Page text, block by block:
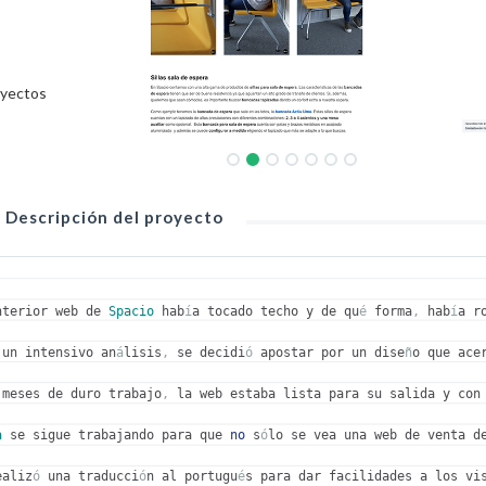
Descripción del proyecto
web de Spacio había tocado techo y de qué forma , había
intensivo análisis , se decidi ó apostar por un diseño que
de duro trabajo , la web estaba lista para su salida y con
se sigue trabajando para que no sólo se vea una web de venta
ó una traducci ón al portugués para dar facilidades a los